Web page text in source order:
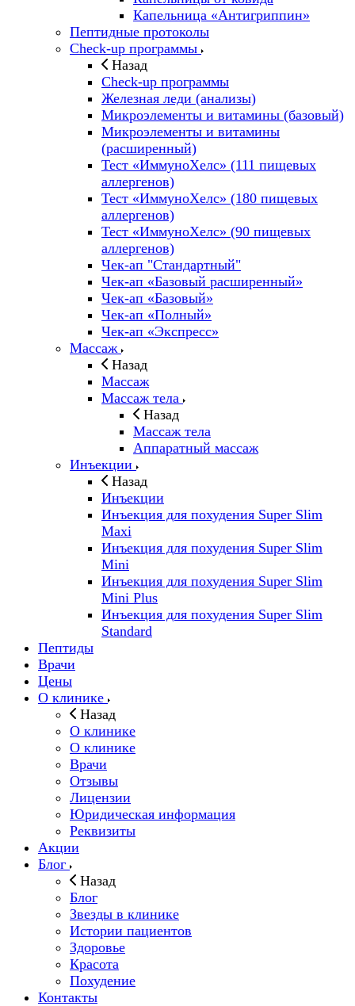
Капельница «Антигриппин»
Пептидные протоколы
Check-up программы
Назад
Check-up программы
Железная леди (анализы)
Микроэлементы и витамины (базовый)
Микроэлементы и витамины
(расширенный)
Тест «ИммуноХелс» (111 пищевых
аллергенов)
Тест «ИммуноХелс» (180 пищевых
аллергенов)
Тест «ИммуноХелс» (90 пищевых
аллергенов)
Чек-ап "Стандартный"
Чек-ап «Базовый расширенный»
Чек-ап «Базовый»
Чек-ап «Полный»
Чек-ап «Экспресс»
Массаж
Назад
Массаж
Массаж тела
Назад
Массаж тела
Аппаратный массаж
Инъекции
Назад
Инъекции
Инъекция для похудения Super Slim
Maxi
Инъекция для похудения Super Slim
Mini
Инъекция для похудения Super Slim
Mini Plus
Инъекция для похудения Super Slim
Standard
Пептиды
Врачи
Цены
О клинике
Назад
О клинике
О клинике
Врачи
Отзывы
Лицензии
Юридическая информация
Реквизиты
Акции
Блог
Назад
Блог
Звезды в клинике
Истории пациентов
Здоровье
Красота
Похудение
Контакты